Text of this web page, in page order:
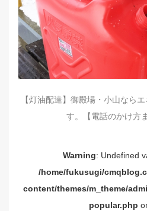
【灯油配達】御殿場・小山なら
す。【電話のかけ方
Warning: Undefined
/home/fukusugi/
content/themes/m_theme/
popular.php